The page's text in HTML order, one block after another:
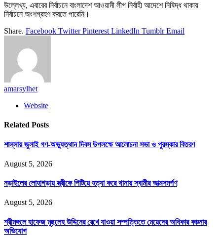
উল্লেখ্য, এবারের নির্বাচনে বাংলাদেশ আওয়ামী লীগ নির্বাহী আদেশে নিষিদ্ধ থাকায়
নির্বাচনে অংশগ্রহণ করতে পারেনি।
Share. Facebook Twitter Pinterest LinkedIn Tumblr Email
amarsylhet
Website
Related Posts
শাল্লায় জুলাই গণ-অভ্যুত্থান দিবস উপলক্ষে আলোচনা সভা ও পুরস্কার বিতরণ
August 5, 2026
নড়াইলের লোহাগড়ায় স্ত্রীকে পিটিয়ে হত্যা করে থানায় স্বামীর আত্মসমর্পণ
August 5, 2026
শ্রীমঙ্গলে হাফেজ মুছলেহ উদ্দিনের রেখে যাওয়া সম্পত্তিতে মেয়েদের অধিকার বঞ্চনার
অভিযোগ